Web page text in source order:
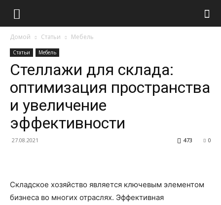
Домой Статьи Мебель
Статьи Мебель
Стеллажи для склада:
оптимизация пространства
и увеличение
эффективности
27.08.2021 0
473
Складское хозяйство является ключевым элементом
бизнеса во многих отраслях. Эффективная